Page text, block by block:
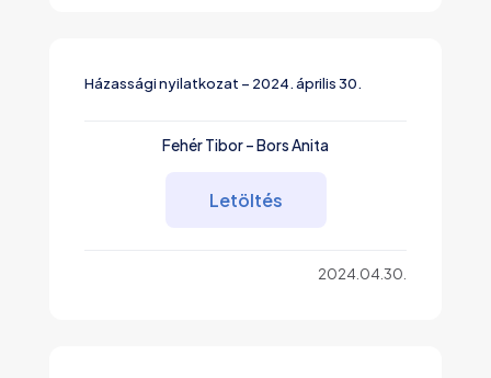
Házassági nyilatkozat – 2024. április 30.
Fehér Tibor – Bors Anita
Letöltés
2024.04.30.